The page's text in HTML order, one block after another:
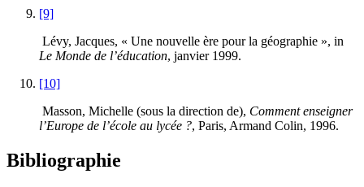
[9]
Lévy, Jacques, « Une nouvelle ère pour la géographie », in
Le Monde de l’éducation, janvier 1999.
[10]
Masson, Michelle (sous la direction de), Comment enseigner
l’Europe de l’école au lycée ?, Paris, Armand Colin, 1996.
Bibliographie